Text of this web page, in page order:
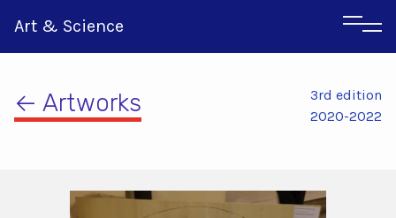
Art & Science
← Artworks
3rd edition
2020-2022